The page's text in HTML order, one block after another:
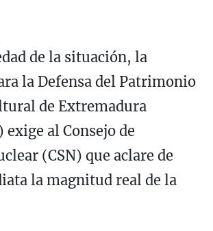
de la situación, la
la Defensa del Patrimonio
de Extremadura
exige al Consejo de
(CSN) que aclare de
la magnitud real de la